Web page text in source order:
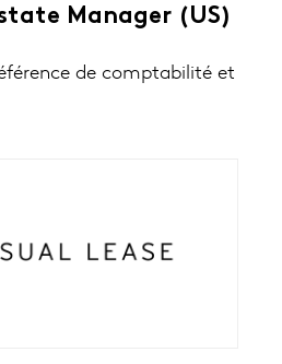
Manager (US)
de comptabilité et